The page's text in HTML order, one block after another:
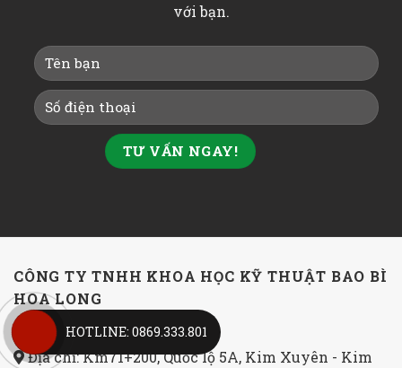
với bạn.
CÔNG TY TNHH KHOA HỌC KỸ THUẬT BAO BÌ
HOA LONG
Địa chỉ: Km71+200, Quốc lộ 5A, Kim Xuyên - Kim
HOTLINE: 0869.333.801